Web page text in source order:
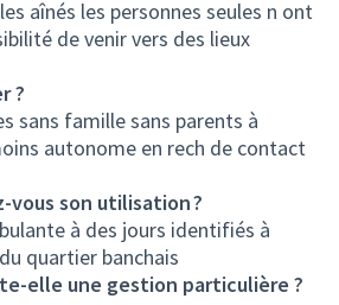
aînés les personnes seules n ont
de venir vers des lieux
?
sans famille sans parents à
autonome en rech de contact
vous son utilisation ?
à des jours identifiés à
quartier banchais
elle une gestion particulière ?